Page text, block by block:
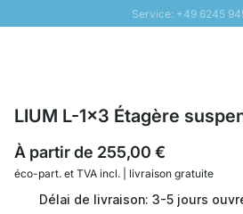
Service: +49 6245
Livraison rapide - Livraison
LIUM L-1x3 Étagère
À partir de 255,00 €
éco-part. et TVA incl. | livraison gratuite
Délai de livraison: 3-5 jours